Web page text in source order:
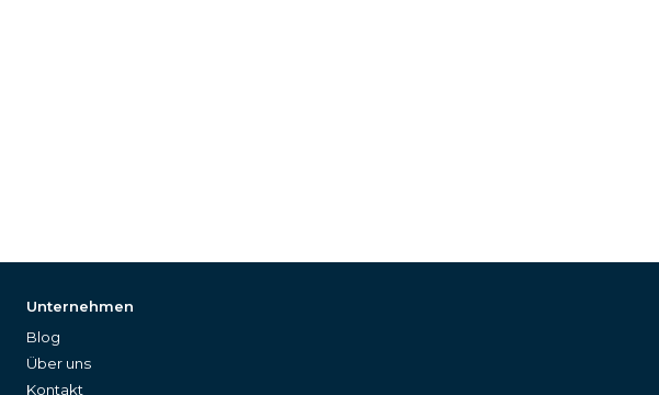
Unternehmen
Blog
Über uns
Kontakt